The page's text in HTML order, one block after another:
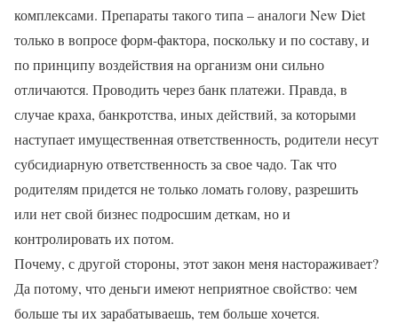
комплексами. Препараты такого типа – аналоги New Diet
только в вопросе форм-фактора, поскольку и по составу, и
по принципу воздействия на организм они сильно
отличаются. Проводить через банк платежи. Правда, в
случае краха, банкротства, иных действий, за которыми
наступает имущественная ответственность, родители несут
субсидиарную ответственность за свое чадо. Так что
родителям придется не только ломать голову, разрешить
или нет свой бизнес подросшим деткам, но и
контролировать их потом.
Почему, с другой стороны, этот закон меня настораживает?
Да потому, что деньги имеют неприятное свойство: чем
больше ты их зарабатываешь, тем больше хочется.